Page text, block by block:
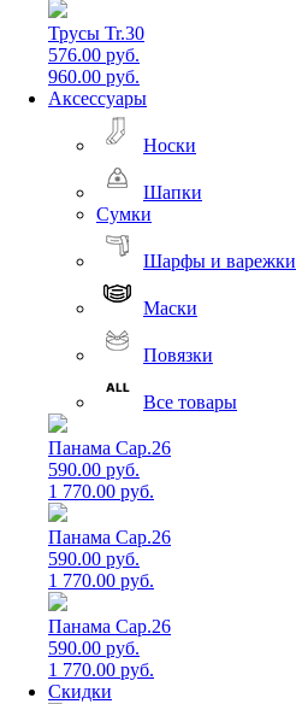
Трусы Tr.30
576.00 руб.
960.00 руб.
Аксессуары
Носки
Шапки
Сумки
Шарфы и варежки
Маски
Повязки
Все товары
Панама Cap.26
590.00 руб.
1 770.00 руб.
Панама Cap.26
590.00 руб.
1 770.00 руб.
Панама Cap.26
590.00 руб.
1 770.00 руб.
Скидки